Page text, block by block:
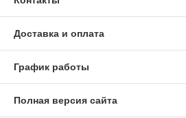
Доставка и оплата
График работы
Полная версия сайта